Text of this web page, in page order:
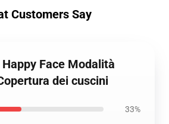
Customers Say
Face Modalità
dei cuscini
33%